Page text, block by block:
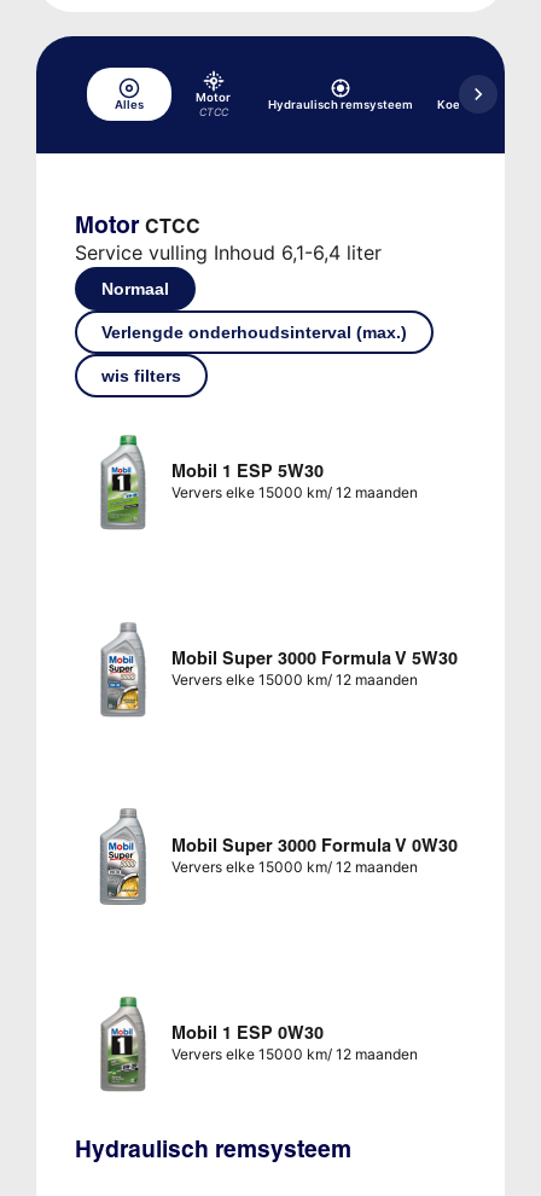
Alles
Motor
CTCC
Hydraulisch remsysteem Koelsysteem
Motor CTCC
Service vulling Inhoud 6,1-6,4 liter
Normaal
Verlengde onderhoudsinterval (max.)
wis filters
Mobil 1 ESP 5W30
Ververs elke 15000 km/ 12 maanden
Mobil Super 3000 Formula V 5W30
Ververs elke 15000 km/ 12 maanden
Mobil Super 3000 Formula V 0W30
Ververs elke 15000 km/ 12 maanden
Mobil 1 ESP 0W30
Ververs elke 15000 km/ 12 maanden
Hydraulisch remsysteem